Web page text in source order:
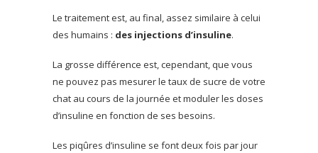
Le traitement est, au final, assez similaire à celui
des humains : des injections d’insuline.
La grosse différence est, cependant, que vous
ne pouvez pas mesurer le taux de sucre de votre
chat au cours de la journée et moduler les doses
d’insuline en fonction de ses besoins.
Les piqûres d’insuline se font deux fois par jour